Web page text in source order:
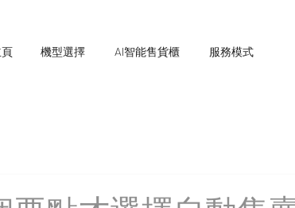
機型選擇 AI智能售貨櫃 服務模式